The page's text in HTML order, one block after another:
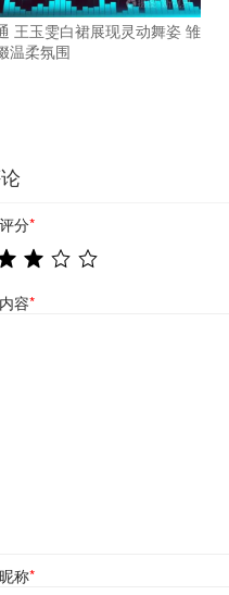
王玉雯白裙展现灵动舞姿 雏
温柔氛围
分*
容*
称*